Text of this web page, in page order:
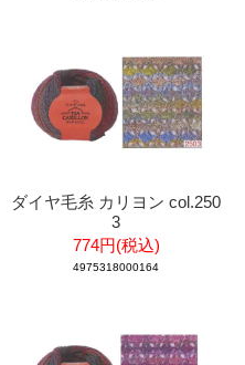
ダイヤ毛糸 カリヨン col.250
3
774円(税込)
4975318000164